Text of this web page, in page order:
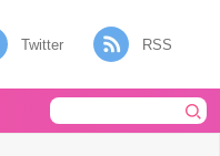
Twitter RSS